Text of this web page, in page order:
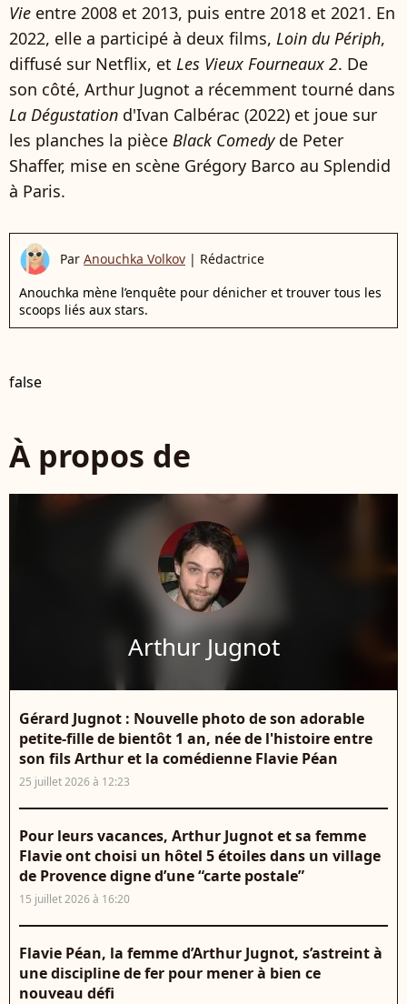
Vie entre 2008 et 2013, puis entre 2018 et 2021. En
2022, elle a participé à deux films, Loin du Périph,
diffusé sur Netflix, et Les Vieux Fourneaux 2. De
son côté, Arthur Jugnot a récemment tourné dans
La Dégustation d'Ivan Calbérac (2022) et joue sur
les planches la pièce Black Comedyde Peter
Shaffer, mise en scène Grégory Barco au Splendid
à Paris.
Par Anouchka Volkov | Rédactrice
Anouchka mène l’enquête pour dénicher et trouver tous les
scoops liés aux stars.
false
À propos de
Arthur Jugnot
Gérard Jugnot : Nouvelle photo de son adorable
petite-fille de bientôt 1 an, née de l'histoire entre
son fils Arthur et la comédienne Flavie Péan
25 juillet 2026 à 12:23
Pour leurs vacances, Arthur Jugnot et sa femme
Flavie ont choisi un hôtel 5 étoiles dans un village
de Provence digne d’une “carte postale”
15 juillet 2026 à 16:20
Flavie Péan, la femme d’Arthur Jugnot, s’astreint à
une discipline de fer pour mener à bien ce
nouveau défi